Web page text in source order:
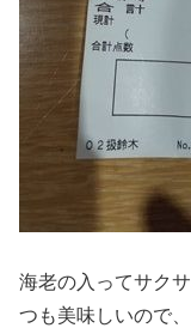
海老の入ってサク
つも美味しいので